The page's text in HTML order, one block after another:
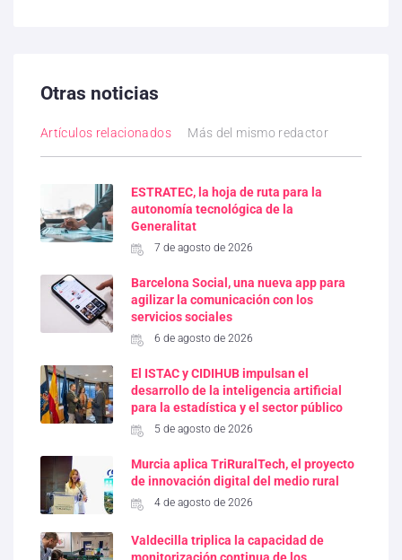
Otras noticias
Artículos relacionados Más del mismo redactor
ESTRATEC, la hoja de ruta para la
autonomía tecnológica de la
Generalitat
7 de agosto de 2026
Barcelona Social, una nueva app para
agilizar la comunicación con los
servicios sociales
6 de agosto de 2026
El ISTAC y CIDIHUB impulsan el
desarrollo de la inteligencia artificial
para la estadística y el sector público
5 de agosto de 2026
Murcia aplica TriRuralTech, el proyecto
de innovación digital del medio rural
4 de agosto de 2026
Valdecilla triplica la capacidad de